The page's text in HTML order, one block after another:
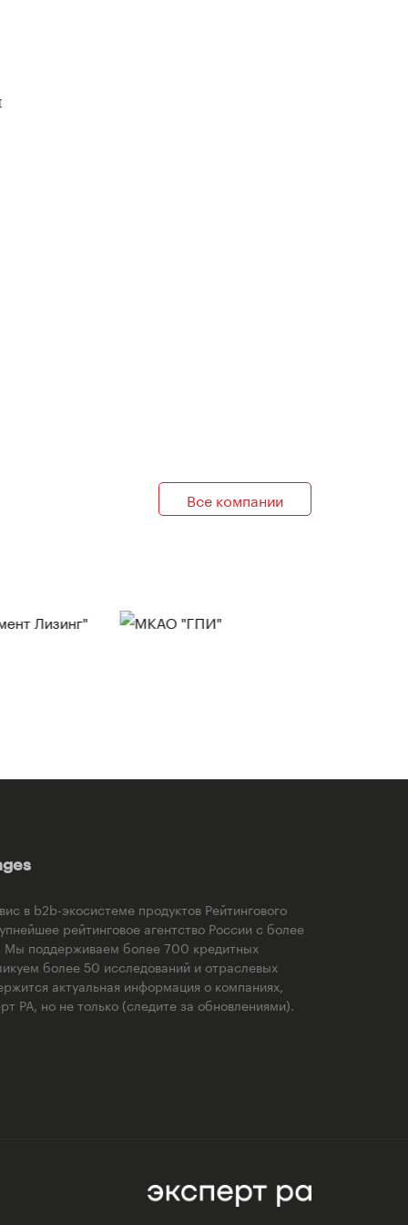
Все компании
в b2b-экосистеме продуктов Рейтингового
рейтинговое агентство России с более
Мы поддерживаем более 700 кредитных
более 50 исследований и отраслевых
актуальная информация о компаниях,
РА, но не только (следите за обновлениями).